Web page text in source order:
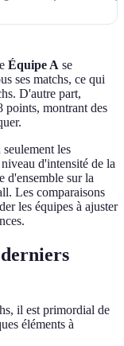
Équipe A se
ses matchs, ce qui
D'autre part,
points, montrant des
les
d'intensité de la
d'ensemble sur la
Les comparaisons
les équipes à ajuster
il est primordial de
éléments à